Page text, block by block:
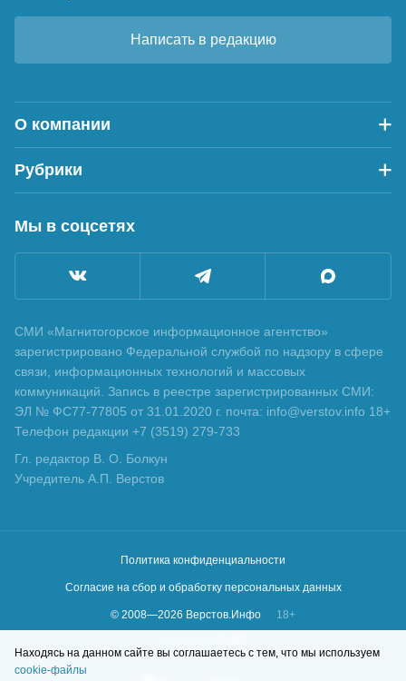
Написать в редакцию
О компании
Рубрики
Мы в соцсетях
СМИ «Магнитогорское информационное агентство»
зарегистрировано Федеральной службой по надзору в сфере
связи, информационных технологий и массовых
коммуникаций. Запись в реестре зарегистрированных СМИ:
ЭЛ № ФС77-77805 от 31.01.2020 г. почта: info@verstov.info 18+
Телефон редакции +7 (3519) 279-733
Гл. редактор В. О. Болкун
Учредитель А.П. Верстов
Политика конфиденциальности
Согласие на сбор и обработку персональных данных
© 2008—2026 Верстов.Инфо
18+
Находясь на данном сайте вы соглашаетесь с тем, что мы используем
cookie-файлы